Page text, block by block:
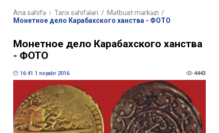
Ana səhifə Tarix səhifələri / Mətbuat mərkəzi /
Монетное дело Карабахского ханства - ФОТО
Монетное дело Карабахского ханства
- ФОТО
16:41 1 noyabr 2016 4443